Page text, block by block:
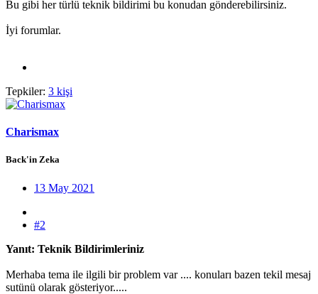
Bu gibi her türlü teknik bildirimi bu konudan gönderebilirsiniz.
İyi forumlar.
Tepkiler: 3 kişi
Charismax
Back'in Zeka
13 May 2021
#2
Yanıt: Teknik Bildirimleriniz
Merhaba tema ile ilgili bir problem var .... konuları bazen tekil mesaj
sutünü olarak gösteriyor.....